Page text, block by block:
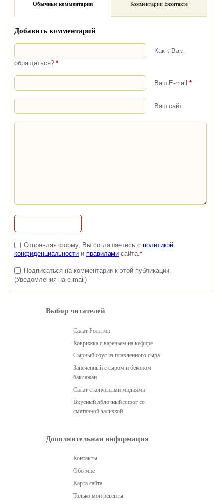
Обычные комментарии Комментарии Вконтакте
Добавить комментарий
Как к Вам
обращаться? *
Ваш E-mail *
Ваш сайт
Отправляя форму, Вы соглашаетесь с политикой
конфиденциальности и правилами сайта. *
Подписаться на комментарии к этой публикации.
(Уведомления на e-mail)
Выбор читателей
Салат Роллтон
Коврижка с вареньем на кефире
Сырный соус из плавленного сыра
Запеченный с сыром и беконом
баклажан
Салат с копчеными мидиями
Вкусный яблочный пирог со
сметанной заливкой
Дополнительная информация
Контакты
Обо мне
Карта сайта
Только мои рецепты